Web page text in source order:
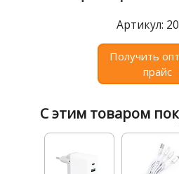
Артикул:
Получить
прайс
С этим товаром